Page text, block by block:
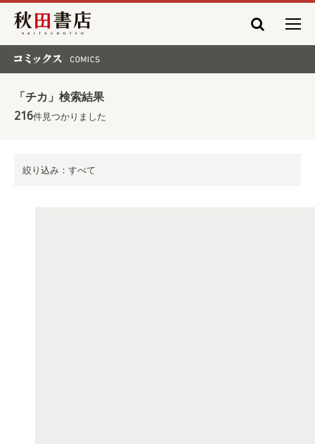
秋田書店
「チカ」検索結果
216件見つかりました
絞り込み：すべて